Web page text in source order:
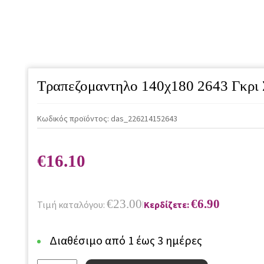
Τραπεζομαντηλο 140χ180 2643 Γκρι
Κωδικός προϊόντος: das_226214152643
€16.10
Τιμή καταλόγου: €23.00|Κερδίζετε:€6.90
Διαθέσιμο από 1 έως 3 ημέρες